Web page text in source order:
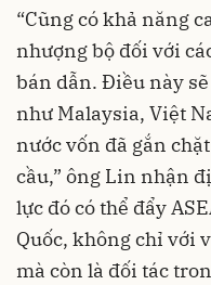
“Cũng có khả năng
nhượng bộ đối với
bán dẫn. Điều này
như Malaysia, Việt
nước vốn đã gắn
cầu,” ông Lin nhận
lực đó có thể đẩy
Quốc, không chỉ với
mà còn là đối tác